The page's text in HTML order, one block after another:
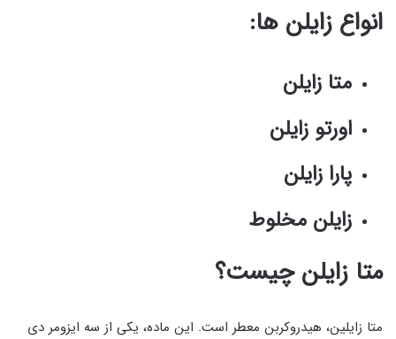
انواع زایلن ها:
متا زایلن
اورتو زایلن
پارا زایلن
زایلن مخلوط
متا زایلن چیست؟
متا زایلین، هیدروکربن معطر است. این ماده، یکی از سه ایزومر دی